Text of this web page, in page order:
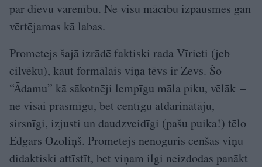
par dievu varenību. Ne visu mācību izpausmes gan
vērtējamas kā labas.
Prometejs šajā izrādē faktiski rada Vīrieti (jeb
cilvēku), kaut formālais viņa tēvs ir Zevs. Šo
“Ādamu” kā sākotnēji lempīgu māla piku, vēlāk –
ne visai prasmīgu, bet centīgu atdarinātāju,
sirsnīgi, izjusti un daudzveidīgi (pašu puika!) tēlo
Edgars Ozoliņš. Prometejs nenoguris cenšas viņu
didaktiski attīstīt, bet viņam ilgi neizdodas panākt